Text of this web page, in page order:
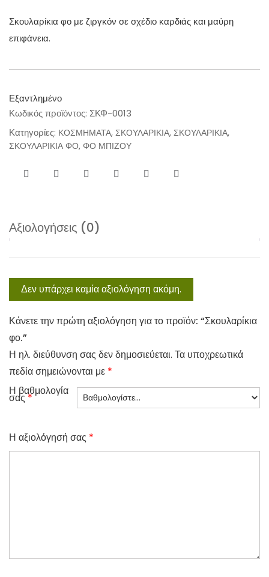
Σκουλαρίκια φο με ζιργκόν σε σχέδιο καρδιάς και μαύρη
επιφάνεια.
Εξαντλημένο
Κωδικός προϊόντος: ΣΚΦ-0013
Κατηγορίες: ΚΟΣΜΗΜΑΤΑ, ΣΚΟΥΛΑΡΙΚΙΑ, ΣΚΟΥΛΑΡΙΚΙΑ,
ΣΚΟΥΛΑΡΙΚΙΑ ΦΟ, ΦΟ ΜΠΙΖΟΥ
Αξιολογήσεις (0)
Δεν υπάρχει καμία αξιολόγηση ακόμη.
Κάνετε την πρώτη αξιολόγηση για το προϊόν: “Σκουλαρίκια
φο.”
Η ηλ. διεύθυνση σας δεν δημοσιεύεται. Τα υποχρεωτικά
πεδία σημειώνονται με *
Η βαθμολογία
σας*
Η αξιολόγησή σας *